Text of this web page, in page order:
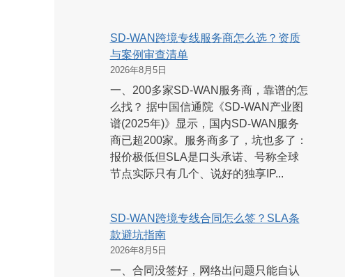
SD-WAN跨境专线服务商怎么选？资质
与案例审查清单
2026年8月5日
一、200多家SD-WAN服务商，靠谱的怎
么找？ 据中国信通院《SD-WAN产业图
谱(2025年)》显示，国内SD-WAN服务
商已超200家。服务商多了，坑也多了：
报价极低但SLA是口头承诺、号称全球
节点实际只有几个、说好的独享IP...
SD-WAN跨境专线合同怎么签？SLA条
款避坑指南
2026年8月5日
一、合同没签好，网络出问题只能自认